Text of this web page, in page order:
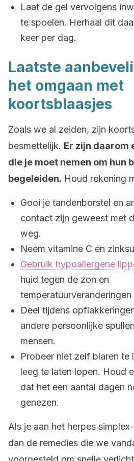
Laat de gel vervolgens
te spoelen. Herhaal dit
keer per dag.
Laatste
het omgaan met
koortsblaasjes
Zoals we al zeiden, zijn
besmettelijk. Er zijn daarom
die je moet nemen om hun
begeleiden. Houd rekening
Gooi je tandenborstel en
contact zijn geweest met
weg.
Neem vitamine C en
Gebruik hypoallergene
huid tegen de zon en
temperatuurveranderingen
Deel tijdens
andere persoonlijke
mensen.
Probeer niet zelf blaren te
leeg te laten lopen. Houd
dat het een aantal dagen
genezen.
Als je aan het herpes
dan de remedies die we